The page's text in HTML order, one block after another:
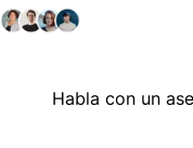
Habla con un